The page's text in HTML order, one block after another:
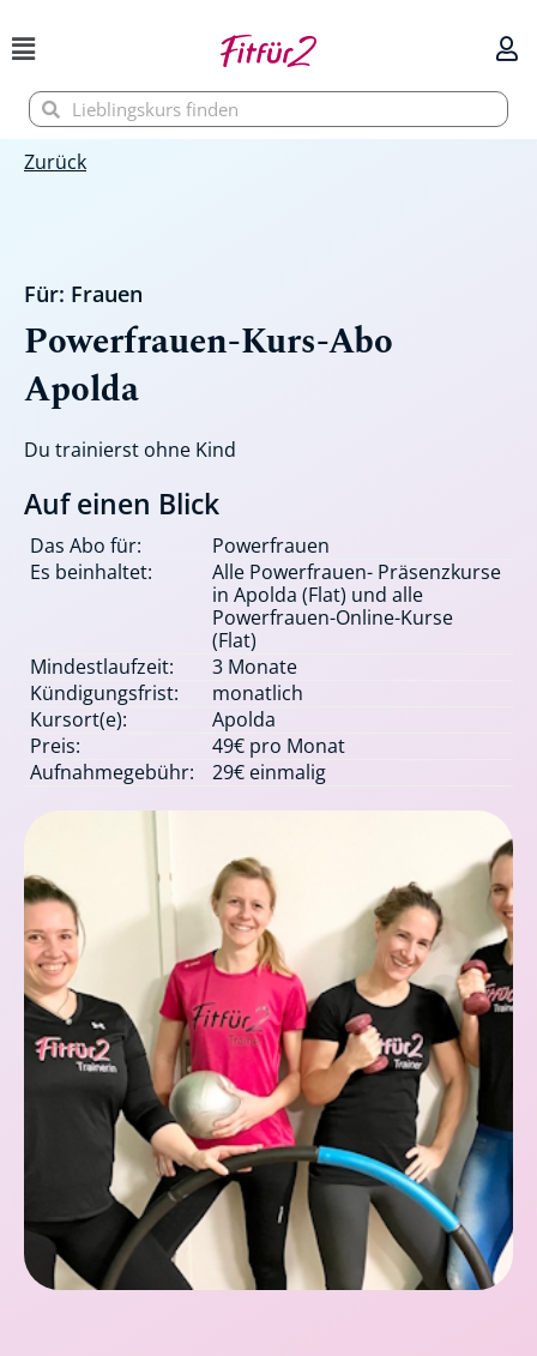
Inhalt
springen
SucheSuche
Zurück
Für: Frauen
Powerfrauen-Kurs-Abo
Apolda
Du trainierst ohne Kind
Auf einen Blick
Das Abo für:
Powerfrauen
Es beinhaltet:
Alle Powerfrauen- Präsenzkurse
in Apolda (Flat) und alle
Powerfrauen-Online-Kurse
(Flat)
Mindestlaufzeit:
3 Monate
Kündigungsfrist:
monatlich
Kursort(e):
Apolda
Preis:
49€ pro Monat
Aufnahmegebühr:
29€ einmalig